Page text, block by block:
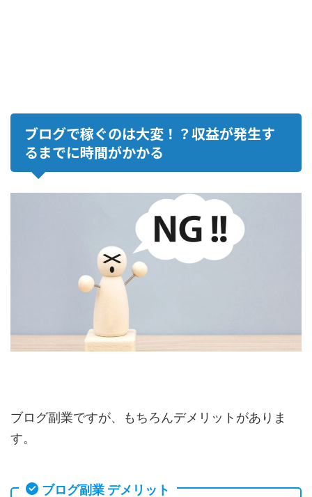
ブログで稼ぐのは大変！？収益が発生す
るまでに時間がかかる
ブログ副業ですが、もちろんデメリットがありま
す。
ブログ副業 デメリット